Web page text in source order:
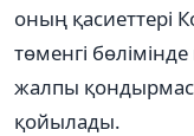
оның қасиеттері
төменгі бөлімінде
жалпы
қойылады.